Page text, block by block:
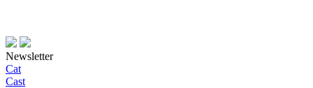
Newsletter
Cat
Cast